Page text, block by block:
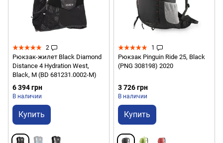
2
Рюкзак-жилет Black Diamond
Distance 4 Hydration West,
Black, M (BD 681231.0002-M)
6 394 грн
В наличии
Купить
1
Рюкзак Pinguin Ride 25, Black
(PNG 308198) 2020
3 726 грн
В наличии
Купить